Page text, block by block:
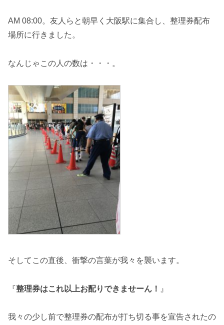
AM 08:00。友人らと朝早く大阪駅に集合し、整理券配布
場所に行きました。
なんじゃこの人の数は・・・。
そしてこの直後、衝撃の言葉が我々を襲います。
『整理券はこれ以上お配りできませーん！ 』
我々の少し前で整理券の配布が打ち切る事を宣告されたの